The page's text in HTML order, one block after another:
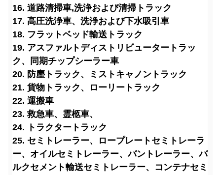
16. 道路清掃車,洗浄および清掃トラック
17. 高圧洗浄車、洗浄および下水吸引車
18. フラットベッド輸送トラック
19. アスファルトディストリビュータートラッ
ク、同期チップシーラー車
20. 防塵トラック、ミストキャノントラック
21. 貨物トラック、ローリートラック
22. 運搬車
23. 救急車、霊柩車、
24. トラクタートラック
25. セミトレーラー、ロープレートセミトレーラ
ー、オイルセミトレーラー、バントレーラー、バ
ルクセメント輸送セミトレーラー、コンテナセミ